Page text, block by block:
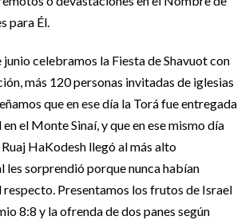
para Él.
junio celebramos la Fiesta de Shavuot con
más 120 personas invitadas de iglesias
que en ese día la Torá fue entregada
el Monte Sinaí, y que en ese mismo día
HaKodesh llegó al más alto
les sorprendió porque nunca habían
respecto. Presentamos los frutos de Israel
8:8 y la ofrenda de dos panes según